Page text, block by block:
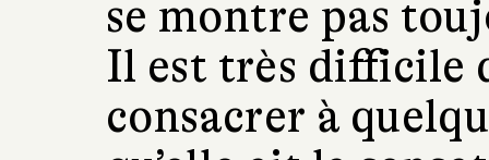
se montre pas
Il est très difficile
consacrer à